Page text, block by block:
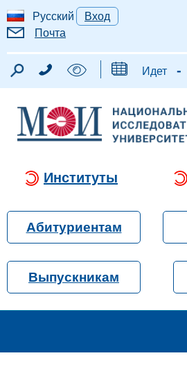
Русский
Вход
Почта
Идет -
Институты
Абитуриентам
Выпускникам